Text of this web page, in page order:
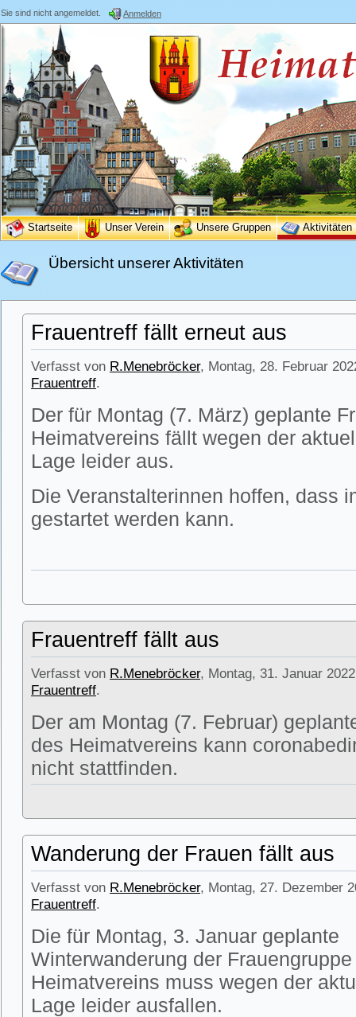
Sie sind nicht angemeldet. Anmelden
Startseite Unser Verein Unsere Gruppen Aktivitäten
Übersicht unserer Aktivitäten
Frauentreff fällt erneut aus
Verfasst von R.Menebröcker, Montag, 28. Februar
Frauentreff.
Der für Montag (7. März) geplante
Heimatvereins fällt wegen der
Lage leider aus.
Die Veranstalterinnen hoffen, dass
gestartet werden kann.
Frauentreff fällt aus
Verfasst von R.Menebröcker, Montag, 31. Januar
Frauentreff.
Der am Montag (7. Februar)
des Heimatvereins kann
nicht stattfinden.
Wanderung der Frauen fällt aus
Verfasst von R.Menebröcker, Montag, 27. Dezember
Frauentreff.
Die für Montag, 3. Januar geplante
Winterwanderung der
Heimatvereins muss wegen der
Lage leider ausfallen.